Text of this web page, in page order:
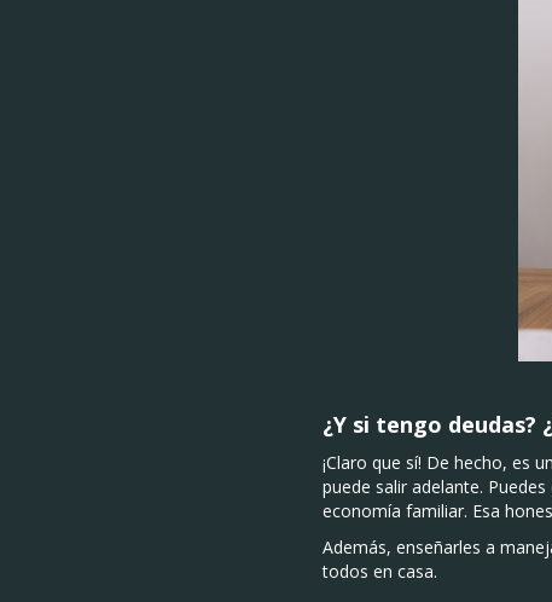
¿Y si tengo deudas?
¡Claro que sí! De hecho, es
puede salir adelante.
economía familiar. Esa
Además, enseñarles a
todos en casa.